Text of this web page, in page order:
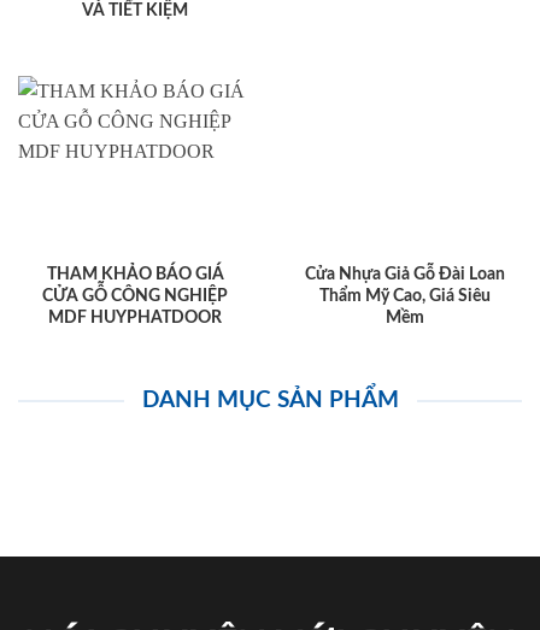
VÀ TIẾT KIỆM
THAM KHẢO BÁO GIÁ
CỬA GỖ CÔNG NGHIỆP
MDF HUYPHATDOOR
Cửa Nhựa Giả Gỗ Đài Loan
Thẩm Mỹ Cao, Giá Siêu
Mềm
DANH MỤC SẢN PHẨM